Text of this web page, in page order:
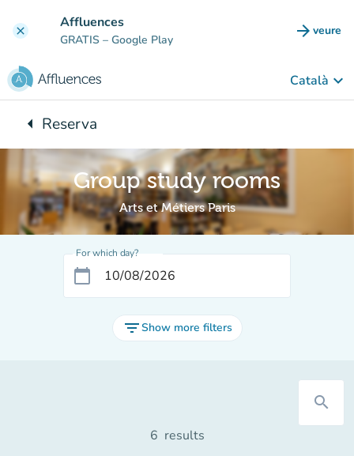
clear Affluences
GRATIS – Google Play arrow_forward veure
(new
Català keyboard_arrow_down
arrow_leftBack to:
Reserva
Group study rooms
Arts et Métiers Paris
For which day?
calendar_today
filter_listShow more filters
search
6 results